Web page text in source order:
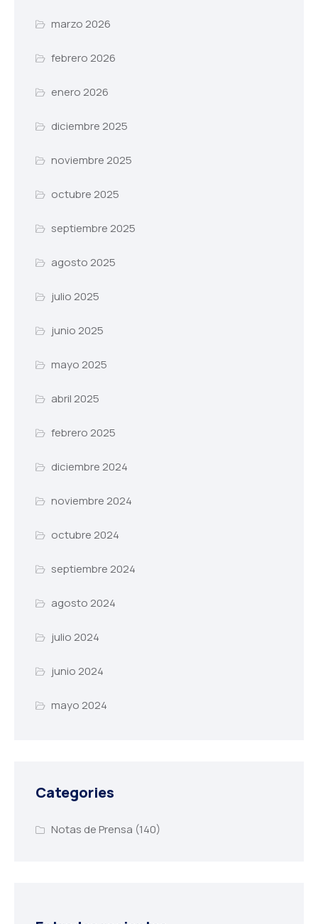
marzo 2026
febrero 2026
enero 2026
diciembre 2025
noviembre 2025
octubre 2025
septiembre 2025
agosto 2025
julio 2025
junio 2025
mayo 2025
abril 2025
febrero 2025
diciembre 2024
noviembre 2024
octubre 2024
septiembre 2024
agosto 2024
julio 2024
junio 2024
mayo 2024
Categories
Notas de Prensa (140)